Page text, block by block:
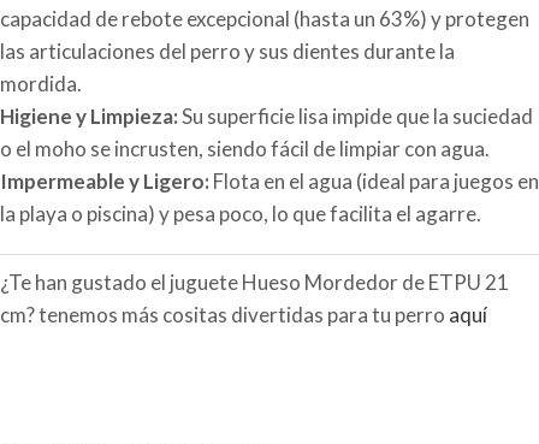
capacidad de rebote excepcional (hasta un 63%) y protegen
las articulaciones del perro y sus dientes durante la
mordida.
Higiene y Limpieza:Su superficie lisa impide que la suciedad
o el moho se incrusten, siendo fácil de limpiar con agua.
Impermeable y Ligero: Flota en el agua (ideal para juegos en
la playa o piscina) y pesa poco, lo que facilita el agarre.
¿Te han gustado el juguete Hueso Mordedor de ETPU 21
cm? tenemos más cositas divertidas para tu perro aquí